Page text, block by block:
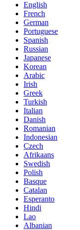
English
French
German
Portuguese
Spanish
Russian
Japanese
Korean
Arabic
Irish
Greek
Turkish
Italian
Danish
Romanian
Indonesian
Czech
Afrikaans
Swedish
Polish
Basque
Catalan
Esperanto
Hindi
Lao
Albanian